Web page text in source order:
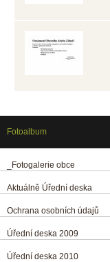
Fotoalbum
_Fotogalerie obce
Aktuálně Úřední deska
Ochrana osobních údajů
Úřední deska 2009
Úřední deska 2010